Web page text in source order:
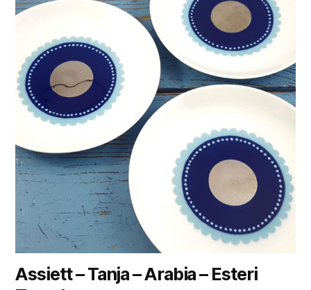
Assiett – Tanja – Arabia – Esteri